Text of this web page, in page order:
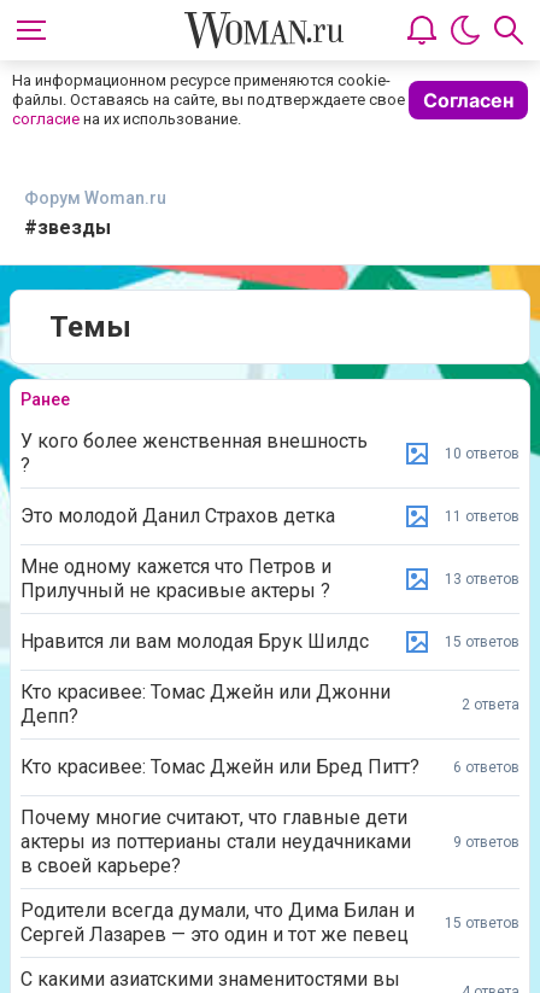
На информационном ресурсе применяются cookie-
файлы. Оставаясь на сайте, вы подтверждаете свое
согласие на их использование.
Согласен
Форум Woman.ru
#звезды
Темы
Ранее
У кого более женственная внешность
?
10 ответов
Это молодой Данил Страхов детка 11 ответов
Мне одному кажется что Петров и
Прилучный не красивые актеры ?
13 ответов
Нравится ли вам молодая Брук Шилдс 15 ответов
Кто красивее: Томас Джейн или Джонни
Депп?
2 ответа
Кто красивее: Томас Джейн или Бред Питт? 6 ответов
Почему многие считают, что главные дети
актеры из поттерианы стали неудачниками
в своей карьере?
9 ответов
Родители всегда думали, что Дима Билан и
Сергей Лазарев — это один и тот же певец
15 ответов
С какими азиатскими знаменитостями вы